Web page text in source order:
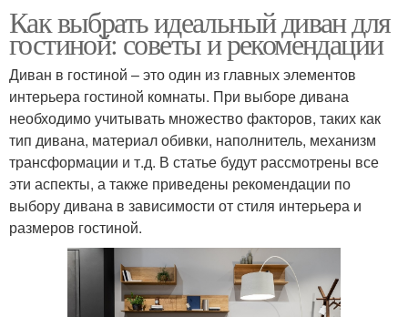
Как выбрать идеальный диван для
гостиной: советы и рекомендации
Диван в гостиной – это один из главных элементов
интерьера гостиной комнаты. При выборе дивана
необходимо учитывать множество факторов, таких как
тип дивана, материал обивки, наполнитель, механизм
трансформации и т.д. В статье будут рассмотрены все
эти аспекты, а также приведены рекомендации по
выбору дивана в зависимости от стиля интерьера и
размеров гостиной.